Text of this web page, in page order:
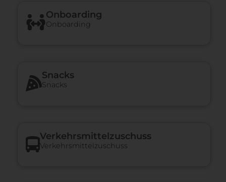
Onboarding
Onboarding
Snacks
Snacks
Verkehrsmittelzuschuss
Verkehrsmittelzuschuss